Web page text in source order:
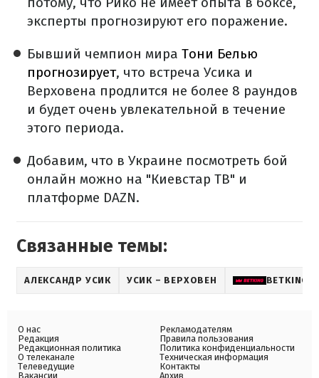
эксперты прогнозируют его поражение.
Бывший чемпион мира Тони Белью
прогнозирует, что встреча Усика и
Верховена продлится не более 8 раундов
и будет очень увлекательной в течение
этого периода.
Добавим, что в Украине посмотреть бой
онлайн можно на "Киевстар ТВ" и
платформе DAZN.
Связанные темы:
АЛЕКСАНДР УСИК УСИК – ВЕРХОВЕН BETKING
О нас
Редакция
Редакционная политика
О телеканале
Телеведущие
Вакансии
Рекламодателям
Правила пользования
Политика конфиденциальности
Техническая информация
Контакты
Архив